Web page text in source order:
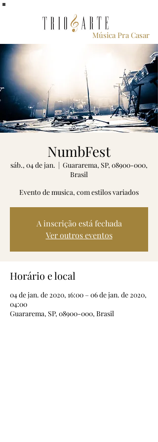
Música Pra Casar
NumbFest
sáb., 04 de jan.
  |
Guararema, SP, 08900-000,
Brasil
Evento de musica, com estilos variados
A inscrição está fechada
Ver outros eventos
Horário e local
04 de jan. de 2020, 16:00 – 06 de jan. de 2020,
04:00
Guararema, SP, 08900-000, Brasil